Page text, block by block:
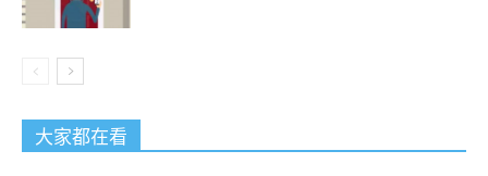
大家都在看